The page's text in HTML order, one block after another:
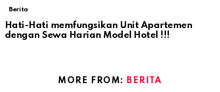
Berita
Hati-Hati memfungsikan Unit Apartemen
dengan Sewa Harian Model Hotel !!!
MORE FROM: BERITA